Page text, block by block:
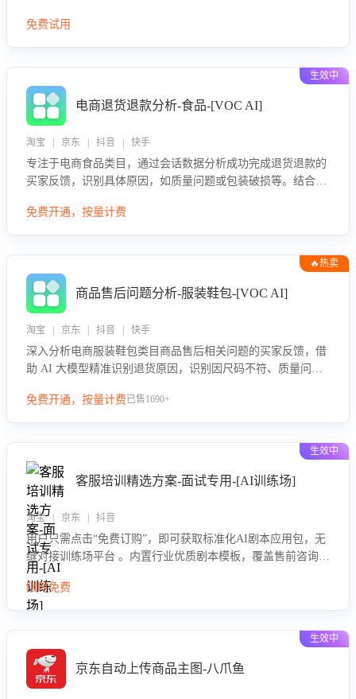
免费试用
生效中
电商退货退款分析-食品-[VOC AI]
淘宝 | 京东 | 抖音 | 快手
专注于电商食品类目，通过会话数据分析成功完成退货退款的
买家反馈，识别具体原因，如质量问题或包装破损等。结合AI
低退款率，提升售后效率。
免费开通，按量计费
🔥热卖
商品售后问题分析-服装鞋包-[VOC AI]
淘宝 | 京东 | 抖音 | 快手
深入分析电商服装鞋包类目商品售后相关问题的买家反馈，借
助 AI 大模型精准识别退货原因，识别因尺码不符、质量问题
商家优化产品或服务，实现销售额的显著提升。
免费开通，按量计费已售1690+
生效中
客服培训精选方案-面试专用-[AI训练场]
淘宝 | 京东 | 抖音
用户只需点击“免费订购”，即可获取标准化AI剧本应用包，无
缝对接训练场平台 。内置行业优质剧本模板，覆盖售前咨询、
售后处理等全场景，消除复杂部署流程，节省90%的初始化时
间，助力企业快速启动智能客服训练
限时免费
生效中
京东自动上传商品主图-八爪鱼